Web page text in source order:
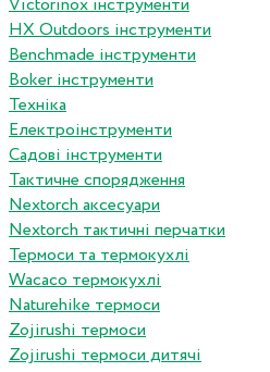
Victorinox інструменти
HX Outdoors інструменти
Benchmade інструменти
Boker інструменти
Техніка
Електроінструменти
Садові інструменти
Тактичне спорядження
Nextorch аксесуари
Nextorch тактичні перчатки
Термоси та термокухлі
Wacaco термокухлі
Naturehike термоси
Zojirushi термоси
Zojirushi термоси дитячі